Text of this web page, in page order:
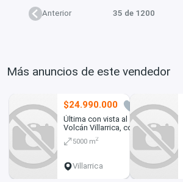
Anterior 35 de 1200
Más anuncios de este vendedor
$24.990.000
3
Última con vista al
Volcán Villarrica, con
pozo y línea de luz
soterrada
5000 m2
Villarrica